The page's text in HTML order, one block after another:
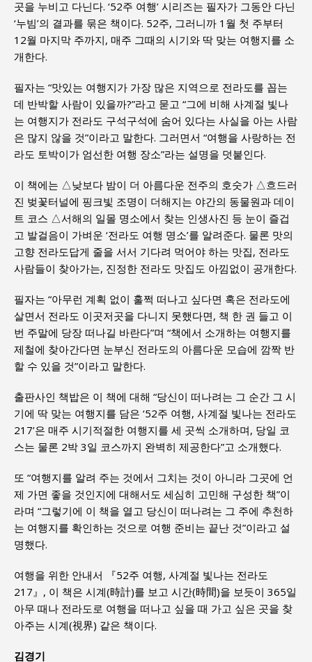
곳을 누비고 다닌다. ‘52주 여행’ 시리즈는 필자가 그동안 다닌
‘누빔’의 결과를 묶은 책이다. 52주, 그러니까 1월 첫 주부터
12월 마지막 주까지, 매주 그때의 시기와 딱 맞는 여행지를 소
개한다.
필자는 “맛있는 여행지가 가장 많은 지역으로 전라도를 꼽는
데 반박할 사람이 있을까?”라고 묻고 “그에 비해 사계절 빛나
는 여행지가 전라도 구석구석에 숨어 있다는 사실을 아는 사람
은 많지 않을 것”이라고 말한다. 그러면서 “여행을 사랑하는 전
라도 토박이가 엄선한 여행 장소”라는 설명을 덧붙인다.
이 책에는 △낮보다 밤이 더 아름다운 전주의 호숫가 △흐드러
진 벚꽃터널에 핑크빛 조명이 더해지는 야간의 동물원과 데이
트 코스 △서해의 일몰 명소에서 찾는 인생사진 등 눈이 즐겁
고 발걸음이 가벼운 ‘전라도 여행 명소’를 알려준다. 물론 맛의
고향 전라도답게 줄을 서서 기다려 먹어야 하는 맛집, 전라도
사람들이 찾아가는, 진정한 전라도 맛집도 아낌없이 공개한다.
필자는 “아무런 계획 없이 훌쩍 떠나고 싶다면 혹은 전라도에
살면서 전라도 이곳저곳을 다니지 못했다면, 책 한 권 들고 이
번 주말에 당장 떠나길 바란다”며 “책에서 소개하는 여행지를
제철에 찾아간다면 눈부신 전라도의 아름다운 모습에 깜짝 반
할 수 있을 것”이라고 말한다.
출판사인 책밥은 이 책에 대해 “당신이 떠나려는 그 순간 그 시
기에 딱 맞는 여행지를 담은 ‘52주 여행, 사계절 빛나는 전라도
217’은 매주 시기적절한 여행지를 세 곳씩 소개하며, 당일 코
스는 물론 2박 3일 코스까지 완벽히 제공한다”고 소개했다.
또 “여행지를 알려 주는 것에서 그치는 것이 아니라 그곳에 언
제 가면 좋을 것인지에 대해서도 세심히 고민해 구성한 책”이
라며 “그렇기에 이 책을 열고 당신이 떠나려는 그 주에 추천하
는 여행지를 확인하는 것으로 여행 준비는 끝난 것”이라고 설
명했다.
여행을 위한 안내서 『52주 여행, 사계절 빛나는 전라도
217』, 이 책은 시계(時計)를 보고 시간(時間)을 보듯이 365일
아무 때나 전라도로 여행을 떠나고 싶을 때 가고 싶은 곳을 찾
아주는 시계(視界) 같은 책이다.
김경기